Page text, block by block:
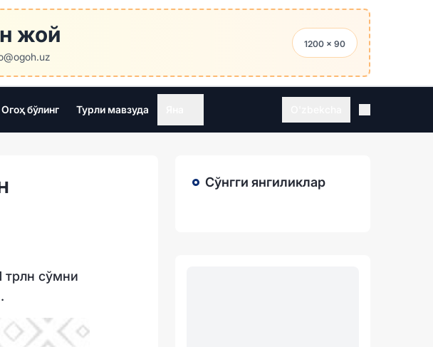
жой 1200 × 90
Огоҳ бўлинг Турли мавзуда
трлн сўмни
Сўнгги янгиликлар